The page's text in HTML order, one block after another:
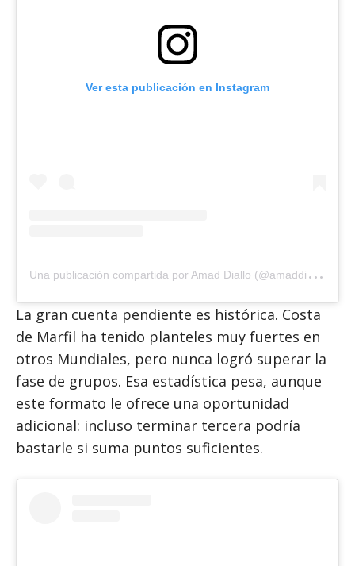
Ver esta publicación en Instagram
U
na publicación compartida por Amad Diallo (@amaddiallo19)
La gran cuenta pendiente es histórica. Costa
de Marfil ha tenido planteles muy fuertes en
otros Mundiales, pero nunca logró superar la
fase de grupos. Esa estadística pesa, aunque
este formato le ofrece una oportunidad
adicional: incluso terminar tercera podría
bastarle si suma puntos suficientes.